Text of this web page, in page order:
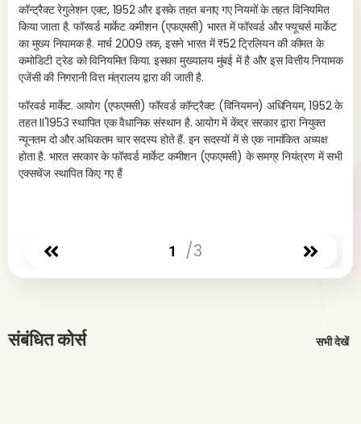
कॉन्ट्रैक्ट रेगुलेशन एक्ट, 1952 और इसके तहत बनाए गए नियमों के तहत विनियमित
किया जाता है. फॉरवर्ड मार्केट कमीशन (एफएमसी) भारत में फॉरवर्ड और फ्यूचर्स मार्केट
का मुख्य नियामक है. मार्च 2009 तक, इसने भारत में ₹52 ट्रिलियन की कीमत के
कमोडिटी ट्रेड को विनियमित किया. इसका मुख्यालय मुंबई में है और इस वित्तीय नियामक
एजेंसी की निगरानी वित्त मंत्रालय द्वारा की जाती है.
फॉरवर्ड मार्केट. आयोग (एफएमसी) फॉरवर्ड कॉन्ट्रैक्ट (विनियमन) अधिनियम, 1952 के
तहत II'1953 स्थापित एक वैधानिक संस्थान है. आयोग में केंद्र सरकार द्वारा नियुक्त
न्यूनतम दो और अधिकतम चार सदस्य होते हैं. इन सदस्यों में से एक नामांकित अध्यक्ष
होता है. भारत सरकार के फॉरवर्ड मार्केट कमीशन (एफएमसी) के समग्र नियंत्रण में सभी
एक्सचेंज स्थापित किए गए हैं
ou
s
1 /3
संबंधित कोर्स सभी देखें